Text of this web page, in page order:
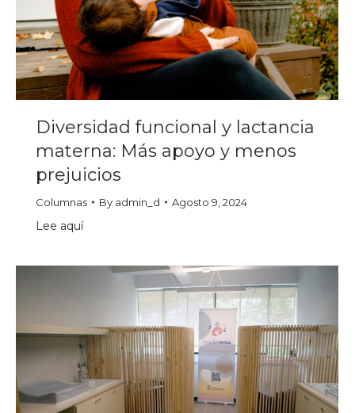
Diversidad funcional y lactancia
materna: Más apoyo y menos
prejuicios
Columnas By admin_d Agosto 9, 2024
Lee aquí